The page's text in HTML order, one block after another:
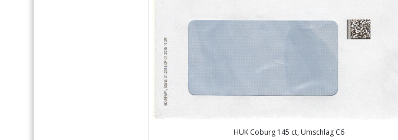
HUK Coburg 145 ct, Umschlag C6